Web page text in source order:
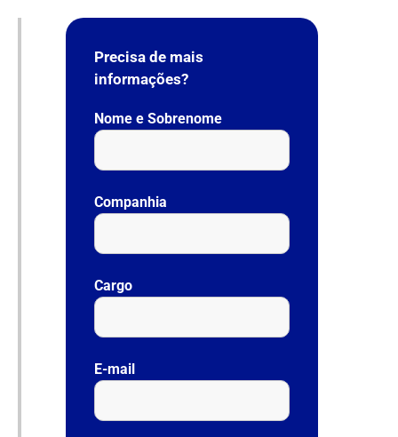
Precisa de mais
informações?
Nome e Sobrenome
Companhia
Cargo
E-mail